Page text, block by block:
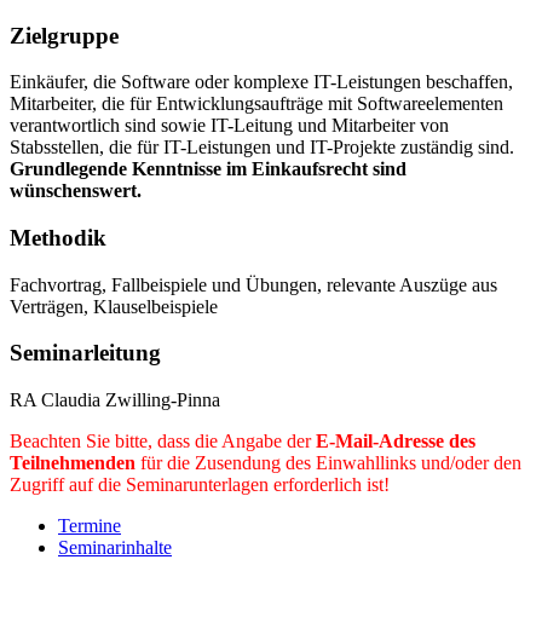
Zielgruppe
Einkäufer, die Software oder komplexe IT-Leistungen beschaffen,
Mitarbeiter, die für Entwicklungsaufträge mit Softwareelementen
verantwortlich sind sowie IT-Leitung und Mitarbeiter von
Stabsstellen, die für IT-Leistungen und IT-Projekte zuständig sind.
Grundlegende Kenntnisse im Einkaufsrecht sind
wünschenswert.
Methodik
Fachvortrag, Fallbeispiele und Übungen, relevante Auszüge aus
Verträgen, Klauselbeispiele
Seminarleitung
RA Claudia Zwilling-Pinna
Beachten Sie bitte, dass die Angabe derE-Mail-Adresse des
Teilnehmenden für die Zusendung des Einwahllinks und/oder den
Zugriff auf die Seminarunterlagen erforderlich ist!
Termine
Seminarinhalte